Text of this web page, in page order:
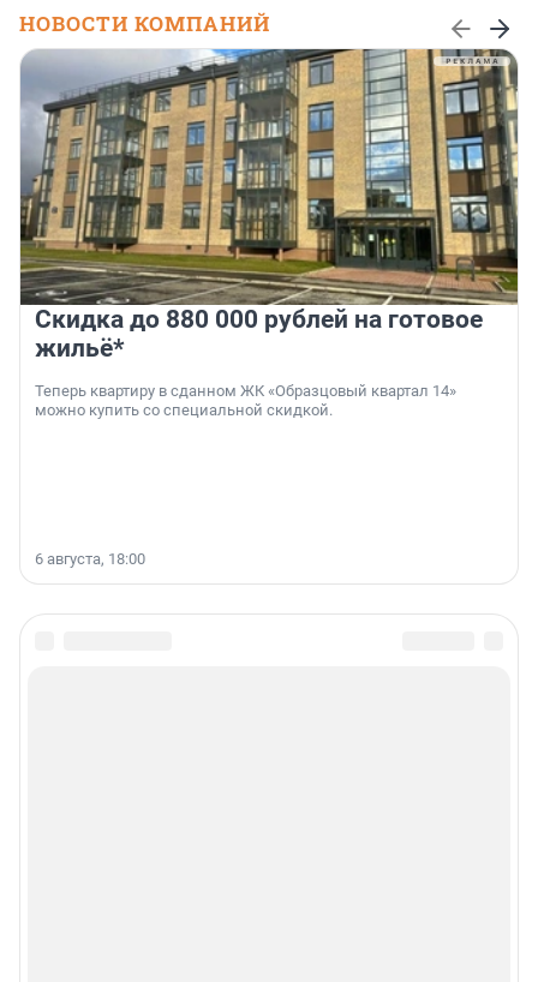
НОВОСТИ КОМПАНИЙ
Скидка до 880 000 рублей на готовое
жильё*
Теперь квартиру в сданном ЖК «Образцовый квартал 14»
можно купить со специальной скидкой.
6 августа, 18:00